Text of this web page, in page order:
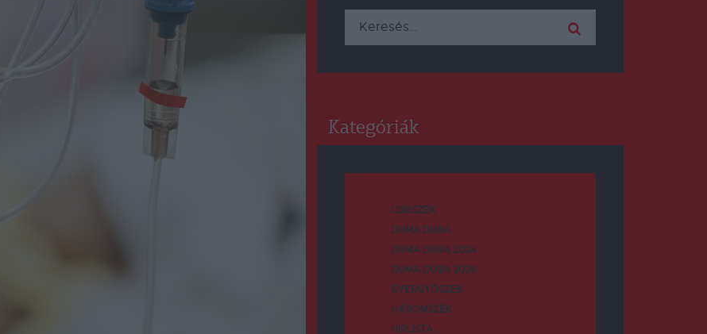
Keresés:
Kategóriák
CSÍKSZÉK
DUMA DUBA
DUMA DUBA 2024
DUMA DUBA 2026
GYERGYÓSZÉK
HÁROMSZÉK
HÍRLISTA